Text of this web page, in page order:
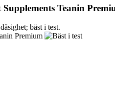
Teanin
bäst i test.